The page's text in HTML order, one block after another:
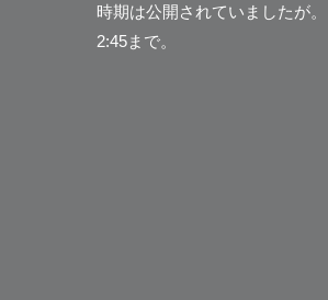
時期は公開されていましたが。
2:45まで。